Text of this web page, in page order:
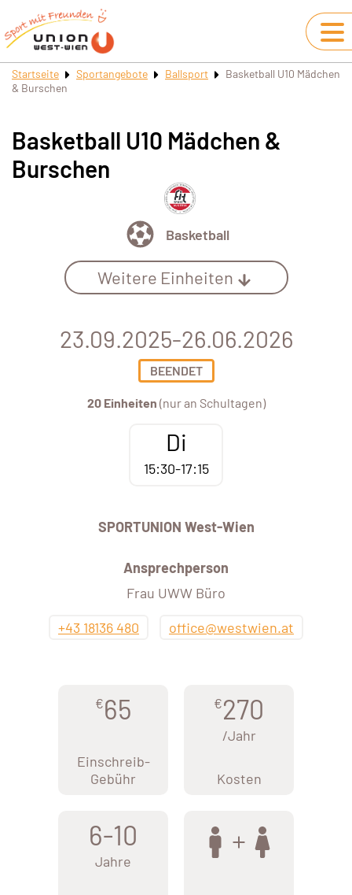
Startseite Sportangebote Ballsport
Basketball U10 Mädchen
& Burschen
Basketball U10 Mädchen &
Burschen
Basketball
Weitere Einheiten
23.09.2025-26.06.2026
BEENDET
20 Einheiten (nur an Schultagen)
Di
15:30-17:15
SPORTUNION West-Wien
Ansprechperson
Frau UWW Büro
+43 18136 480
office@westwien.at
€65
Einschreib-
Gebühr
€270
/Jahr
Kosten
6-10
Jahre